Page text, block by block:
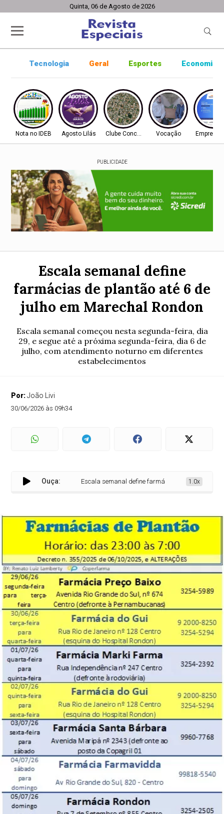
Quinta, 06 de Agosto de 2026
Tecnologia Geral Esportes Economia
Nota no IDEB Agosto Lilás Clube Concórdia Vocação
PUBLICIDADE
Escala semanal define
farmácias de plantão até 6 de
julho em Marechal Rondon
Escala semanal começou nesta segunda-feira, dia
29, e segue até a próxima segunda-feira, dia 6 de
julho, com atendimento noturno em diferentes
estabelecimentos
Por:João Livi
30/06/2026 às 09h34
Ouça: Escala semanal define farmácias de plantão até 6 de
1.0x